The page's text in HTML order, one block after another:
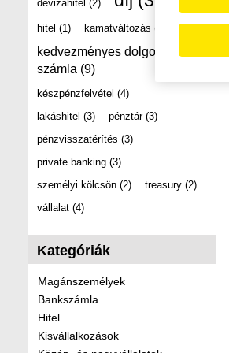
devizahitel (2)
hitel (1) kamatváltozás (2)
kedvezményes dolgozói
számla (9)
készpénzfelvétel (4)
lakáshitel (3) pénztár (3)
pénzvisszatérítés (3)
private banking (3)
személyi kölcsön (2) treasury (2)
vállalat (4)
Kategóriák
Magánszemélyek
Bankszámla
Hitel
Kisvállalkozások